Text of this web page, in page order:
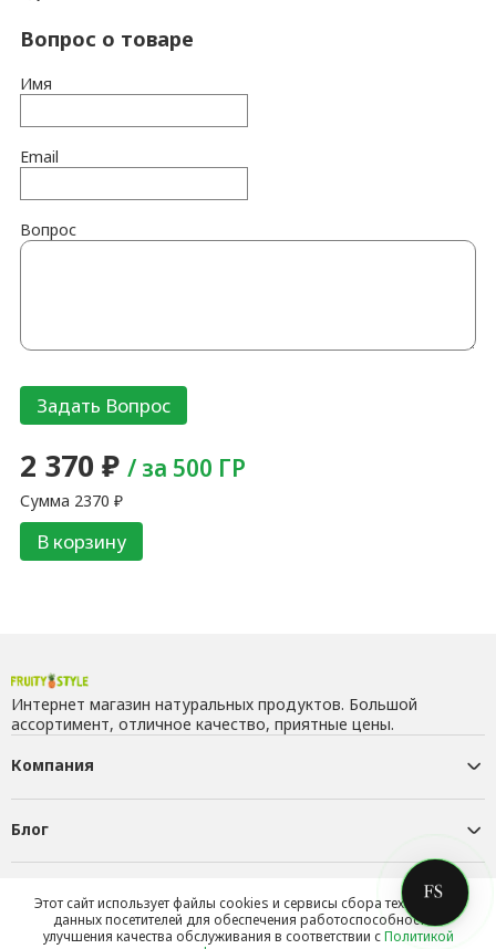
Вопрос о товаре
Имя
Email
Вопрос
2 370₽ / за 500 ГР
Сумма 2370 ₽
В корзину
Интернет магазин натуральных продуктов. Большой
ассортимент, отличное качество, приятные цены.
Компания
Блог
Контакты
Этот сайт использует файлы cookies и сервисы сбора технических
данных посетителей для обеспечения работоспособности и
улучшения качества обслуживания в соответствии сПолитикой